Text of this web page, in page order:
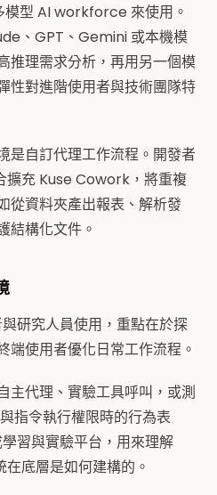
型 AI workforce 來使用。
、GPT、Gemini 或本機模
推理需求分析，再用另一個模
性對進階使用者與技術團隊特
是自訂代理工作流程。開發者
擴充 Kuse Cowork，將重複
從資料夾產出報表、解析發
結構化文件。
研究人員使用，重點在於探
端使用者優化日常工作流程。
主代理、實驗工具呼叫，或測
指令執行權限時的行為表
習與實驗平台，用來理解
底層是如何建構的。